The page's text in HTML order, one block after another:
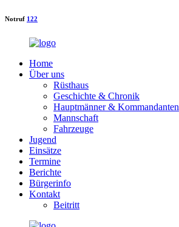
Notruf 122
Home
Über uns
Rüsthaus
Geschichte & Chronik
Hauptmänner & Kommandanten
Mannschaft
Fahrzeuge
Jugend
Einsätze
Termine
Berichte
Bürgerinfo
Kontakt
Beitritt